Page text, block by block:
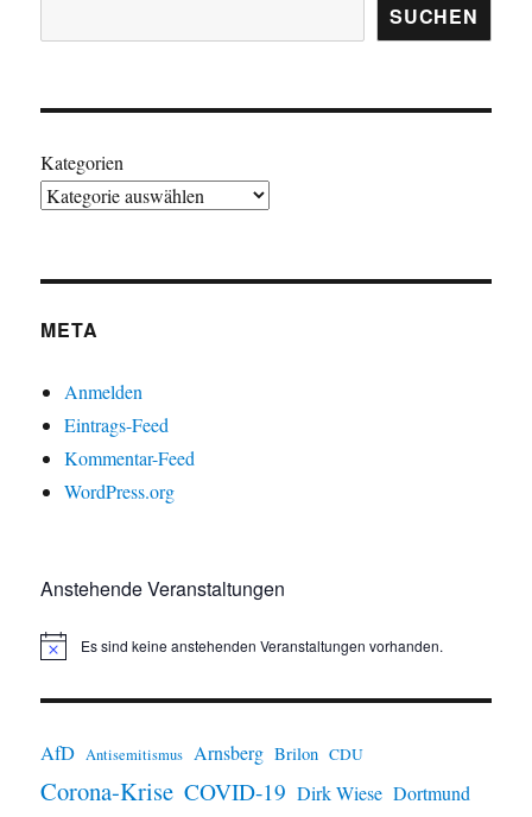
SUCHEN
Kategorien
META
Anmelden
Eintrags-Feed
Kommentar-Feed
WordPress.org
Anstehende Veranstaltungen
H
Es sind keine anstehenden Veranstaltungen vorhanden.
AfD Antisemitismus Arnsberg Brilon CDU
Corona-Krise COVID-19 Dirk Wiese Dortmund